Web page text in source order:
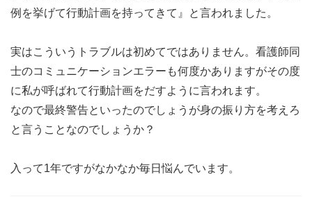
例を挙げて行動計画を持ってきて』と言われました。
実はこういうトラブルは初めてではありません。看護師同
士のコミュニケーションエラーも何度かありますがその度
に私が呼ばれて行動計画をだすように言われます。
なので最終警告といったのでしょうが身の振り方を考えろ
と言うことなのでしょうか？
入って1年ですがなかなか毎日悩んでいます。